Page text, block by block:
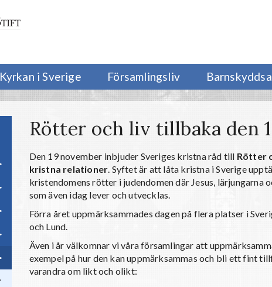
Kyrkan i Sverige Församlingsliv
Rötter och liv tillbaka den
Den 19 november inbjuder Sveriges kristna råd till Rötter
kristna relationer. Syftet är att låta kristna i Sverige
kristendomens rötter i judendomen där Jesus, lärjungarna
som även idag lever och utvecklas.
Förra året uppmärksammades dagen på flera platser i
och Lund.
Även i år välkomnar vi våra församlingar att
exempel på hur den kan uppmärksammas och bli ett fint
varandra om likt och olikt: